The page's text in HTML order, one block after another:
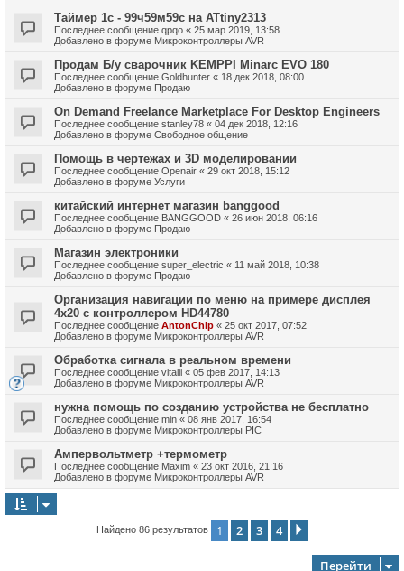
Таймер 1с - 99ч59м59с на ATtiny2313
Последнее сообщение qpqo « 25 мар 2019, 13:58
Добавлено в форуме Микроконтроллеры AVR
Продам Б/у сварочник KEMPPI Minarc EVO 180
Последнее сообщение Goldhunter « 18 дек 2018, 08:00
Добавлено в форуме Продаю
On Demand Freelance Marketplace For Desktop Engineers
Последнее сообщение stanley78 « 04 дек 2018, 12:16
Добавлено в форуме Свободное общение
Помощь в чертежах и 3D моделировании
Последнее сообщение Openair « 29 окт 2018, 15:12
Добавлено в форуме Услуги
китайский интернет магазин banggood
Последнее сообщение BANGGOOD « 26 июн 2018, 06:16
Добавлено в форуме Продаю
Магазин электроники
Последнее сообщение super_electric « 11 май 2018, 10:38
Добавлено в форуме Продаю
Организация навигации по меню на примере дисплея
4х20 с контроллером HD44780
Последнее сообщение AntonChip « 25 окт 2017, 07:52
Добавлено в форуме Микроконтроллеры AVR
Обработка сигнала в реальном времени
Последнее сообщение vitalii « 05 фев 2017, 14:13
Добавлено в форуме Микроконтроллеры AVR
нужна помощь по созданию устройства не бесплатно
Последнее сообщение min « 08 янв 2017, 16:54
Добавлено в форуме Микроконтроллеры PIC
Ампервольтметр +термометр
Последнее сообщение Maxim « 23 окт 2016, 21:16
Добавлено в форуме Микроконтроллеры AVR
Найдено 86 результатов 1 2 3 4
Перейти